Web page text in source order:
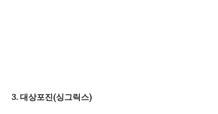
3. 대상포진(싱그릭스)